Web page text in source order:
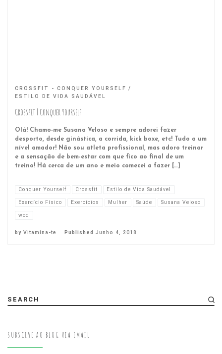
CROSSFIT - CONQUER YOURSELF
ESTILO DE VIDA SAUDÁVEL
Crossfit | Conquer Yourself
Olá! Chamo-me Susana Veloso e sempre adorei fazer
desporto, desde ginástica, a corrida, kick boxe, etc! Tudo a um
nível amador! Não sou atleta profissional, mas adoro treinar
e a sensação de bem-estar com que fico ao final de um
treino! Há cerca de um ano e meio comecei a fazer […]
Conquer Yourself Crossfit
Estilo de Vida Saudável
Exercício Físico
Exercícios Mulher Saúde
Susana Veloso
wod
by Vitamina-te Published Junho 4, 2018
SEARCH
SUBSCEVE AO BLOG VIA EMAIL